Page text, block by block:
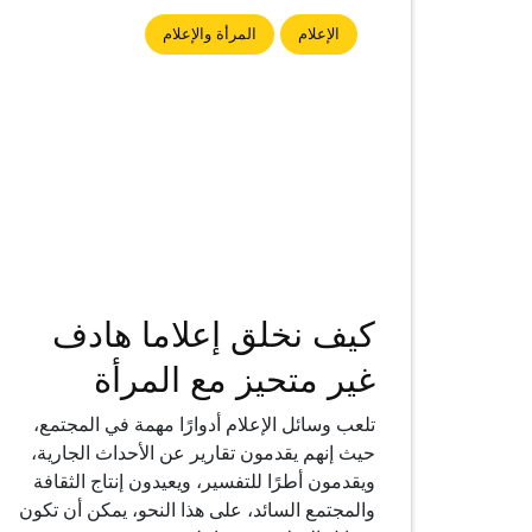
الإعلام المرأة والإعلام
كيف نخلق إعلاما هادف
غير متحيز مع المرأة
تلعب وسائل الإعلام أدوارًا مهمة في المجتمع،
حيث إنهم يقدمون تقارير عن الأحداث الجارية،
ويقدمون أطرًا للتفسير، ويعيدون إنتاج الثقافة
والمجتمع السائد، على هذا النحو، يمكن أن تكون